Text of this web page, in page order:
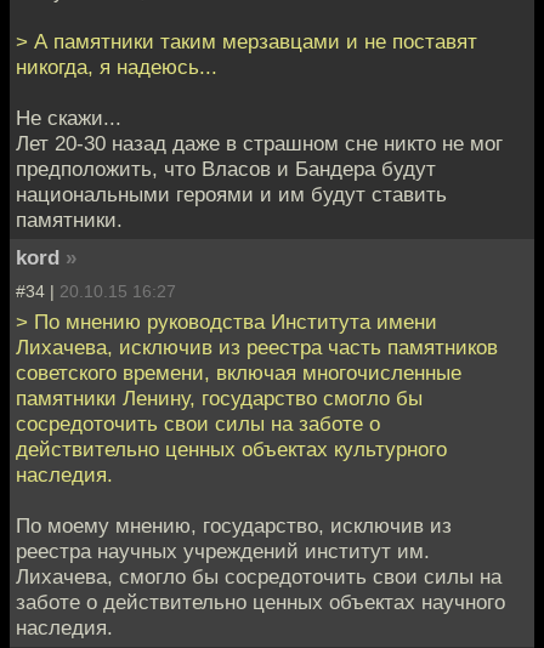
> А памятники таким мерзавцами и не поставят
никогда, я надеюсь...
Не скажи...
Лет 20-30 назад даже в страшном сне никто не мог
предположить, что Власов и Бандера будут
национальными героями и им будут ставить
памятники.
kord »
#34 | 20.10.15 16:27
> По мнению руководства Института имени
Лихачева, исключив из реестра часть памятников
советского времени, включая многочисленные
памятники Ленину, государство смогло бы
сосредоточить свои силы на заботе о
действительно ценных объектах культурного
наследия.
По моему мнению, государство, исключив из
реестра научных учреждений институт им.
Лихачева, смогло бы сосредоточить свои силы на
заботе о действительно ценных объектах научного
наследия.